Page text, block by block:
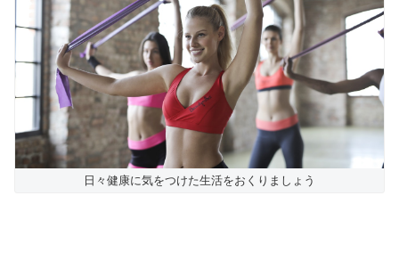
日々健康に気をつけた生活をおくりましょう